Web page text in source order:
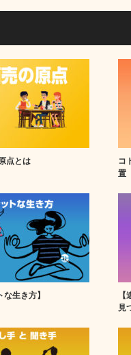
点とは
コ
置
な生き方】
見